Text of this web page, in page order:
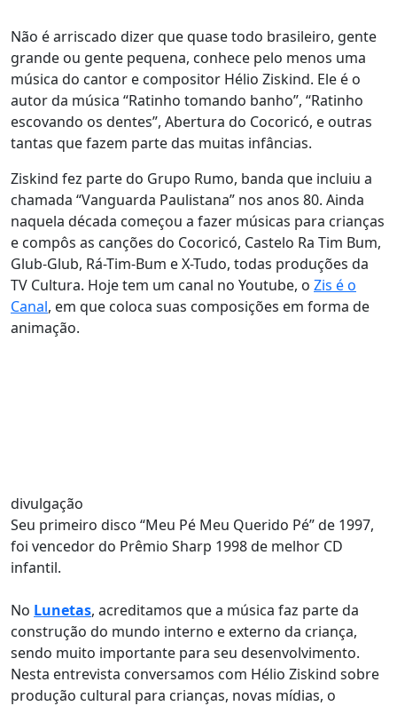
Não é arriscado dizer que quase todo brasileiro, gente
grande ou gente pequena, conhece pelo menos uma
música do cantor e compositor Hélio Ziskind. Ele é o
autor da música “Ratinho tomando banho”, “Ratinho
escovando os dentes”, Abertura do Cocoricó, e outras
tantas que fazem parte das muitas infâncias.
Ziskind fez parte do Grupo Rumo, banda que incluiu a
chamada “Vanguarda Paulistana” nos anos 80. Ainda
naquela década começou a fazer músicas para crianças
e compôs as canções do Cocoricó, Castelo Ra Tim Bum,
Glub-Glub, Rá-Tim-Bum e X-Tudo, todas produções da
TV Cultura. Hoje tem um canal no Youtube, o Zis é o
Canal, em que coloca suas composições em forma de
animação.
divulgação
Seu primeiro disco “Meu Pé Meu Querido Pé” de 1997,
foi vencedor do Prêmio Sharp 1998 de melhor CD
infantil.
No Lunetas, acreditamos que a música faz parte da
construção do mundo interno e externo da criança,
sendo muito importante para seu desenvolvimento.
Nesta entrevista conversamos com Hélio Ziskind sobre
produção cultural para crianças, novas mídias, o